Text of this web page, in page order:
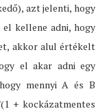
azt jelenti, hogy
kellene adni, hogy
akkor alul értékelt
el akar adni egy
mennyi A és B
+ kockázatmentes